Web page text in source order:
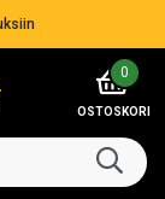
0
OSTOSKORI